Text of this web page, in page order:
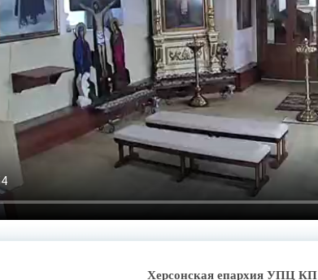
Херсонская епархия УПЦ КП